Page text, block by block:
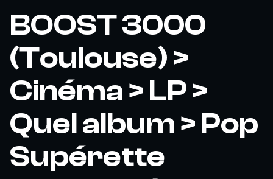
BOOST 3000
(Toulouse) >
Cinéma > LP >
Quel album > Pop
Supérette